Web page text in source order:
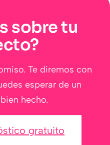
sobre tu
Te diremos con
esperar de un
hecho.
gratuito